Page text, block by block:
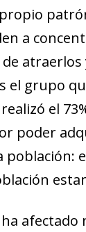
a
el grupo
el
poder
población:
ha